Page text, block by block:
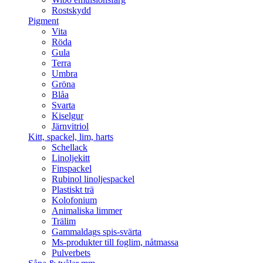
Rostskydd
Pigment
Vita
Röda
Gula
Terra
Umbra
Gröna
Blåa
Svarta
Kiselgur
Järnvitriol
Kitt, spackel, lim, harts
Schellack
Linoljekitt
Finspackel
Rubinol linoljespackel
Plastiskt trä
Kolofonium
Animaliska limmer
Trälim
Gammaldags spis-svärta
Ms-produkter till foglim, nåtmassa
Pulverbets